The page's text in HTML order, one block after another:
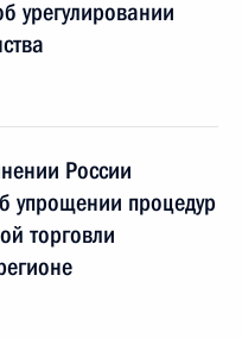
урегулировании
России
упрощении процедур
торговли